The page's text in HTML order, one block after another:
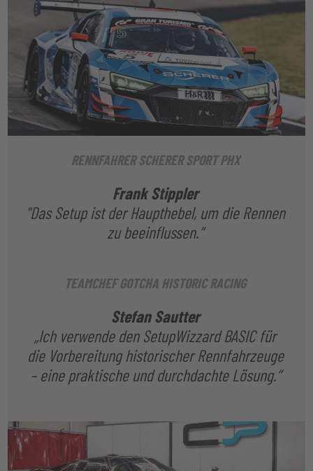
RENNFAHRER SCHERER SPORT PHX
Frank Stippler
"Das Setup ist der Haupthebel, um die Rennen
zu beeinflussen.“
TEAMCHEF GOTCHA HISTORIC RACING
Stefan Sautter
„Ich verwende den SetupWizzard BASIC für
die Vorbereitung historischer Rennfahrzeuge
– eine praktische und durchdachte Lösung.“